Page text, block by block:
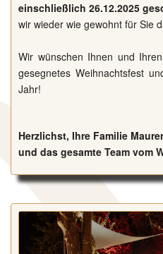
einschließlich 26.12.2025
wir wieder wie gewohnt für Sie
Wir wünschen Ihnen und
gesegnetes Weihnachtsfest
Jahr!
Herzlichst, Ihre Familie Maurer
und das gesamte Team vom